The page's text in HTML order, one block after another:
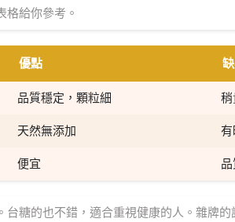
格給你參考。
優點
品質穩定，顆粒細 稍
天然無添加 有
便宜
糖的也不錯，適合重視健康的人。雜牌的